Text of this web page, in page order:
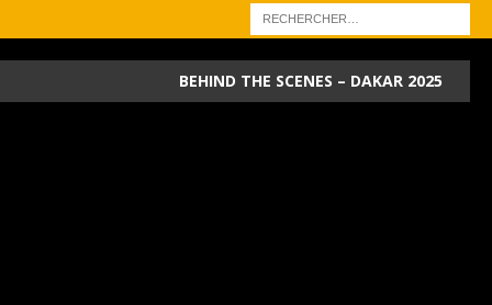
BEHIND THE SCENES – DAKAR 2025